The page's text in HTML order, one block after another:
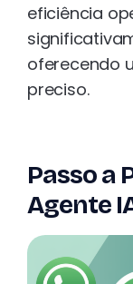
eficiência
oferecendo
preciso.
Passo a
Agente